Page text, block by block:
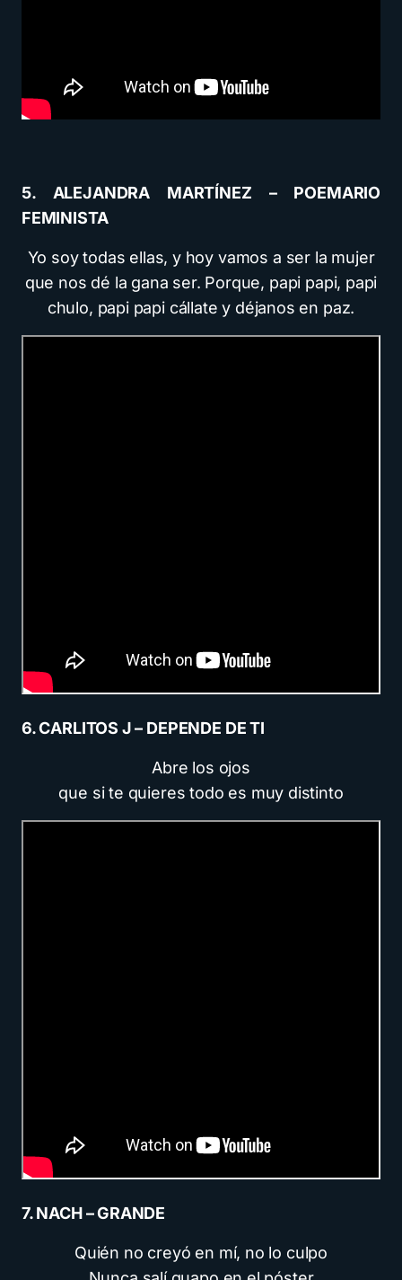
5. ALEJANDRA MARTÍNEZ – POEMARIO
FEMINISTA
Yo soy todas ellas, y hoy vamos a ser la mujer
que nos dé la gana ser. Porque, papi papi, papi
chulo, papi papi cállate y déjanos en paz.
6. CARLITOS J – DEPENDE DE TI
Abre los ojos
que si te quieres todo es muy distinto
7. NACH – GRANDE
Quién no creyó en mí, no lo culpo